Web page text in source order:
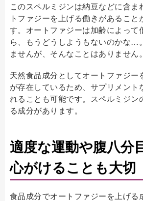
このスペルミジンは納豆などに含ま
トファジーを上げる働きがあること
す。オートファジーは加齢によって
ら、もうどうしようもないのかな…
ませんが、そんなことはありません。
天然食品成分としてオートファジー
が存在しているため、サプリメント
れることも可能です。スペルミジン
る成分があります。
適度な運動や腹八分
心がけることも大切
食品成分でオートファジーを上げる